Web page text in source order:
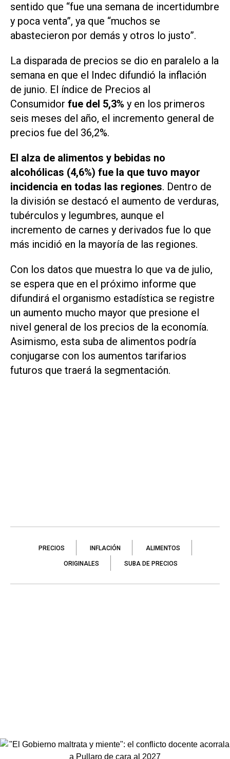
sentido que “fue una semana de incertidumbre
y poca venta”, ya que “muchos se
abastecieron por demás y otros lo justo”.
La disparada de precios se dio en paralelo a la
semana en que el Indec difundió la inflación
de junio. El índice de Precios al
Consumidor fue del 5,3% y en los primeros
seis meses del año, el incremento general de
precios fue del 36,2%.
El alza de alimentos y bebidas no
alcohólicas (4,6%) fue la que tuvo mayor
incidencia en todas las regiones. Dentro de
la división se destacó el aumento de verduras,
tubérculos y legumbres, aunque el
incremento de carnes y derivados fue lo que
más incidió en la mayoría de las regiones.
Con los datos que muestra lo que va de julio,
se espera que en el próximo informe que
difundirá el organismo estadística se registre
un aumento mucho mayor que presione el
nivel general de los precios de la economía.
Asimismo, esta suba de alimentos podría
conjugarse con los aumentos tarifarios
futuros que traerá la segmentación.
PRECIOS INFLACIÓN ALIMENTOS
ORIGINALES SUBA DE PRECIOS